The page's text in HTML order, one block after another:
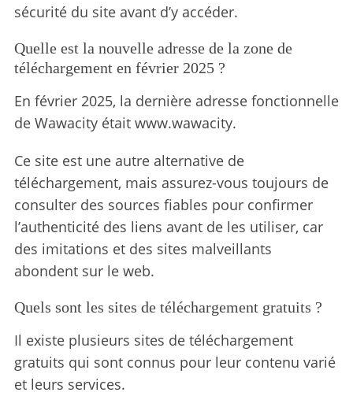
sécurité du site avant d’y accéder.
Quelle est la nouvelle adresse de la zone de
téléchargement en février 2025 ?
En février 2025, la dernière adresse fonctionnelle
de Wawacity était www.wawacity.
Ce site est une autre alternative de
téléchargement, mais assurez-vous toujours de
consulter des sources fiables pour confirmer
l’authenticité des liens avant de les utiliser, car
des imitations et des sites malveillants
abondent sur le web.
Quels sont les sites de téléchargement gratuits ?
Il existe plusieurs sites de téléchargement
gratuits qui sont connus pour leur contenu varié
et leurs services.